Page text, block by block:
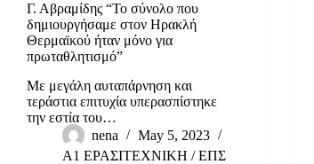
Γ. Αβραμίδης “Το σύνολο που
δημιουργήσαμε στον Ηρακλή
Θερμαϊκού ήταν μόνο για
πρωταθλητισμό”
Με μεγάλη αυταπάρνηση και
τεράστια επιτυχία υπερασπίστηκε
την εστία του…
nena
May 5, 2023
Α1 ΕΡΑΣΙΤΕΧΝΙΚΗ /ΕΠΣ